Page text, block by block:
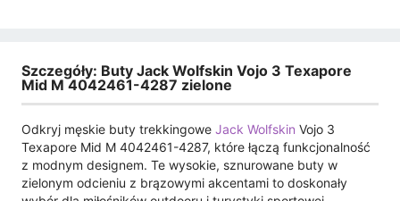
Szczegóły: Buty Jack Wolfskin Vojo 3 Texapore
Mid M 4042461-4287 zielone
Odkryj męskie buty trekkingowe Jack Wolfskin Vojo 3
Texapore Mid M 4042461-4287, które łączą funkcjonalność
z modnym designem. Te wysokie, sznurowane buty w
zielonym odcieniu z brązowymi akcentami to doskonały